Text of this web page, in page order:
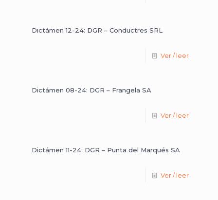
Dictámen 12-24: DGR – Conductres SRL
Ver / leer
Dictámen 08-24: DGR – Frangela SA
Ver / leer
Dictámen 11-24: DGR – Punta del Marqués SA
Ver / leer